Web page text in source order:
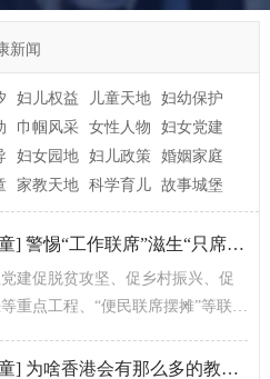
新闻
妇儿权益 儿童天地
妇幼保护
巾帼风采 女性人物
妇女党建
妇女园地 妇儿政策
婚姻家庭
家教天地 科学育儿 故事城堡
] 警惕“工作联席”滋生“只席不联”问题
建促脱贫攻坚、促乡村振兴、促
重点工程、“便民联席摆摊”等联合
用，提升工作联席会议与...
] 为啥香港会有那么多的教职员和学生被捕？